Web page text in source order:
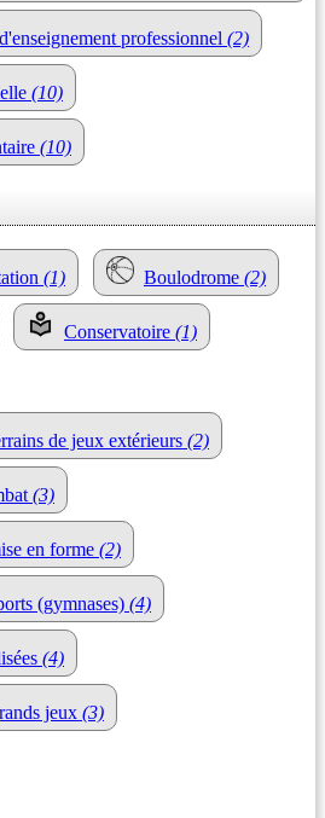
professionnel (2)
(10)
(10)
(1) Boulodrome (2)
Conservatoire (1)
de jeux extérieurs (2)
(3)
en forme (2)
(gymnases) (4)
(4)
jeux (3)